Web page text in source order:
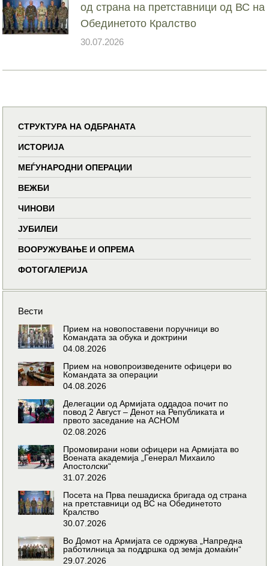
од страна на претставници од ВС на
Обединетото Кралство
30.07.2026
СТРУКТУРА НА ОДБРАНАТА
ИСТОРИЈА
МЕЃУНАРОДНИ ОПЕРАЦИИ
ВЕЖБИ
ЧИНОВИ
ЈУБИЛЕИ
ВООРУЖУВАЊЕ И ОПРЕМА
ФОТОГАЛЕРИЈА
Вести
Прием на новопоставени поручници во
Командата за обука и доктрини
04.08.2026
Прием на новопроизведените офицери во
Командата за операции
04.08.2026
Делегации од Армијата оддадоа почит по
повод 2 Август – Денот на Републиката и
првото заседание на АСНОМ
02.08.2026
Промовирани нови офицери на Армијата во
Воената академија „Генерал Михаило
Апостолски“
31.07.2026
Посета на Прва пешадиска бригада од страна
на претставници од ВС на Обединетото
Кралство
30.07.2026
Во Домот на Армијата се одржува „Напредна
работилница за поддршка од земја домаќин“
29.07.2026